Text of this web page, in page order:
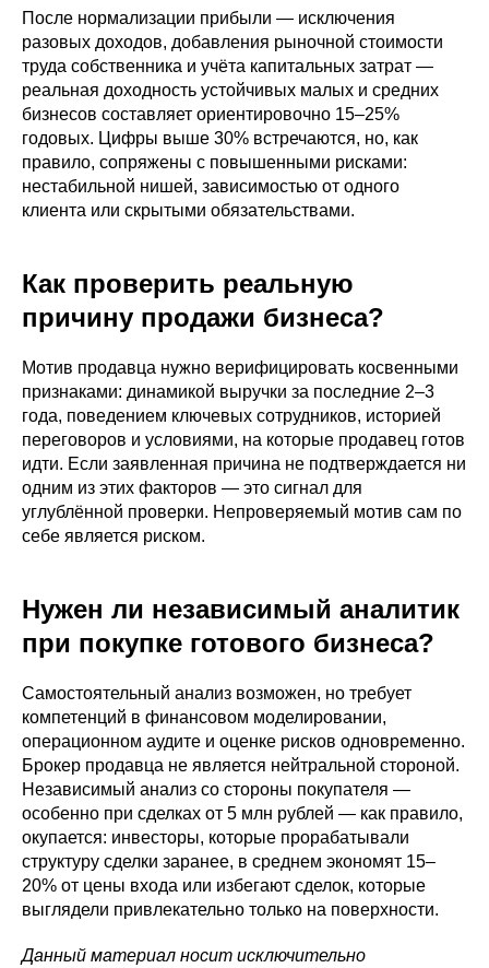
После нормализации прибыли — исключения
разовых доходов, добавления рыночной стоимости
труда собственника и учёта капитальных затрат —
реальная доходность устойчивых малых и средних
бизнесов составляет ориентировочно 15–25%
годовых. Цифры выше 30% встречаются, но, как
правило, сопряжены с повышенными рисками:
нестабильной нишей, зависимостью от одного
клиента или скрытыми обязательствами.
Как проверить реальную
причину продажи бизнеса?
Мотив продавца нужно верифицировать косвенными
признаками: динамикой выручки за последние 2–3
года, поведением ключевых сотрудников, историей
переговоров и условиями, на которые продавец готов
идти. Если заявленная причина не подтверждается ни
одним из этих факторов — это сигнал для
углублённой проверки. Непроверяемый мотив сам по
себе является риском.
Нужен ли независимый аналитик
при покупке готового бизнеса?
Самостоятельный анализ возможен, но требует
компетенций в финансовом моделировании,
операционном аудите и оценке рисков одновременно.
Брокер продавца не является нейтральной стороной.
Независимый анализ со стороны покупателя —
особенно при сделках от 5 млн рублей — как правило,
окупается: инвесторы, которые прорабатывали
структуру сделки заранее, в среднем экономят 15–
20% от цены входа или избегают сделок, которые
выглядели привлекательно только на поверхности.
Данный материал носит исключительно